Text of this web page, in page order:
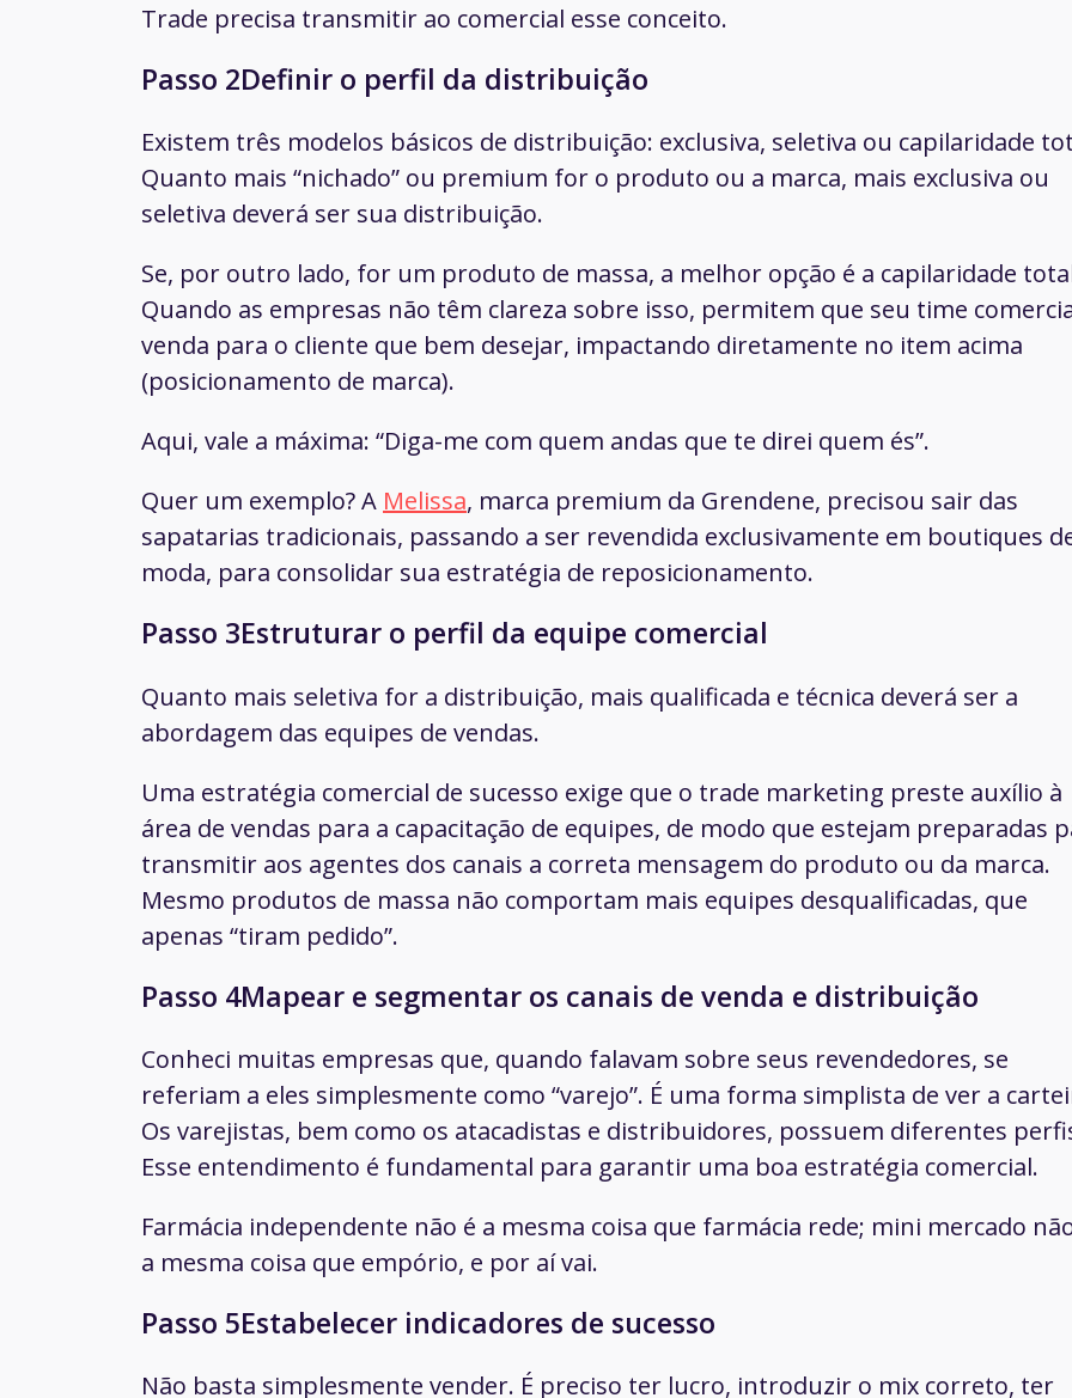
Trade precisa transmitir ao comercial esse conceito.
Passo 2Definir o perfil da distribuição
Existem três modelos básicos de distribuição: exclusiva, seletiva ou capilaridade
Quanto mais “nichado” ou premium for o produto ou a marca, mais exclusiva ou
seletiva deverá ser sua distribuição.
Se, por outro lado, for um produto de massa, a melhor opção é a capilaridade
Quando as empresas não têm clareza sobre isso, permitem que seu time
venda para o cliente que bem desejar, impactando diretamente no item acima
(posicionamento de marca).
Aqui, vale a máxima: “Diga-me com quem andas que te direi quem és”.
Quer um exemplo? A Melissa, marca premium da Grendene, precisou sair das
sapatarias tradicionais, passando a ser revendida exclusivamente em boutiques
moda, para consolidar sua estratégia de reposicionamento.
Passo 3Estruturar o perfil da equipe comercial
Quanto mais seletiva for a distribuição, mais qualificada e técnica deverá ser a
abordagem das equipes de vendas.
Uma estratégia comercial de sucesso exige que o trade marketing preste auxílio à
área de vendas para a capacitação de equipes, de modo que estejam preparadas
transmitir aos agentes dos canais a correta mensagem do produto ou da marca.
Mesmo produtos de massa não comportam mais equipes desqualificadas, que
apenas “tiram pedido”.
Passo 4Mapear e segmentar os canais de venda e distribuição
Conheci muitas empresas que, quando falavam sobre seus revendedores, se
referiam a eles simplesmente como “varejo”. É uma forma simplista de ver a
Os varejistas, bem como os atacadistas e distribuidores, possuem diferentes
Esse entendimento é fundamental para garantir uma boa estratégia comercial.
Farmácia independente não é a mesma coisa que farmácia rede; mini mercado
a mesma coisa que empório, e por aí vai.
Passo 5Estabelecer indicadores de sucesso
Não basta simplesmente vender. É preciso ter lucro, introduzir o mix correto, ter